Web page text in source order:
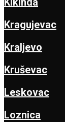
Kragujevac
Kraljevo
Kruševac
Leskovac
Loznica